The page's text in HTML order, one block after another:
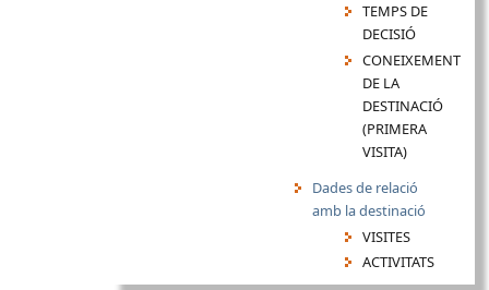
TEMPS DE
DECISIÓ
CONEIXEMENT
DE LA
DESTINACIÓ
(PRIMERA
VISITA)
Dades de relació
amb la destinació
VISITES
ACTIVITATS